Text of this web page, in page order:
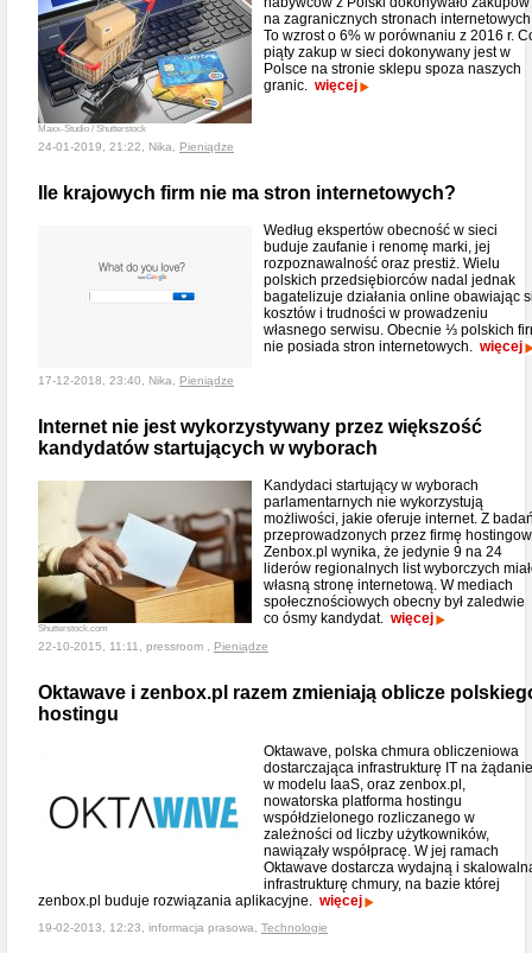
Maxx-Studio / Shutterstock
na zagranicznych stronach
To wzrost o 6% w porównaniu z 2016 r.
piąty zakup w sieci dokonywany jest w
Polsce na stronie sklepu spoza naszych
granic. więcej
24-01-2019, 21:22, Nika, Pieniądze
Ile krajowych firm nie ma stron internetowych?
Według ekspertów obecność w sieci
buduje zaufanie i renomę marki, jej
rozpoznawalność oraz prestiż. Wielu
polskich przedsiębiorców nadal jednak
bagatelizuje działania online obawiając
kosztów i trudności w prowadzeniu
własnego serwisu. Obecnie ⅓ polskich
nie posiada stron internetowych. więcej
17-12-2018, 23:40, Nika, Pieniądze
Internet nie jest wykorzystywany przez większość
kandydatów startujących w wyborach
Shutterstock.com
Kandydaci startujący w wyborach
parlamentarnych nie wykorzystują
możliwości, jakie oferuje internet. Z
przeprowadzonych przez firmę
Zenbox.pl wynika, że jedynie 9 na 24
liderów regionalnych list wyborczych
własną stronę internetową. W mediach
społecznościowych obecny był zaledwie
co ósmy kandydat. więcej
22-10-2015, 11:11, pressroom , Pieniądze
Oktawave i zenbox.pl razem zmieniają oblicze
hostingu
Oktawave, polska chmura obliczeniowa
dostarczająca infrastrukturę IT na żądanie
w modelu IaaS, oraz zenbox.pl,
nowatorska platforma hostingu
współdzielonego rozliczanego w
zależności od liczby użytkowników,
nawiązały współpracę. W jej ramach
Oktawave dostarcza wydajną i
infrastrukturę chmury, na bazie której
zenbox.pl buduje rozwiązania aplikacyjne. więcej
19-02-2013, 12:23, informacja prasowa, Technologie